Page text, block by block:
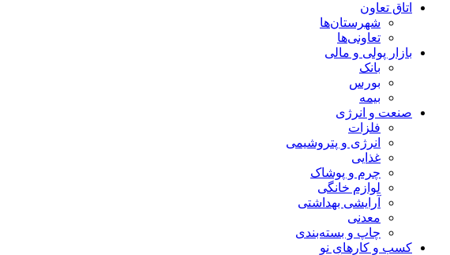
اتاق تعاون
شهرستان‌ها
تعاونی‌ها
بازار پولی و مالی
بانک
بورس
بیمه
صنعت و انرژی
فلزات
انرژی و پتروشیمی
غذایی
چرم و پوشاک
لوازم خانگی
آرایشی بهداشتی
معدنی
چاپ و بسته‌بندی
کسب و کارهای نو